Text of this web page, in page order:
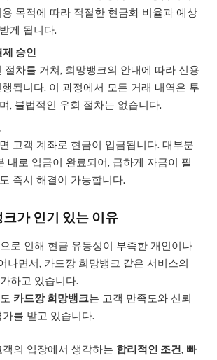
목적에 따라 적절한 현금화 비율과 예상
게 됩니다.
승인
절차를 거쳐, 희망뱅크의 안내에 따라 신용
됩니다. 이 과정에서 모든 거래 내역은 투
, 불법적인 우회 절차는 없습니다.
고객 계좌로 현금이 입금됩니다. 대부분
내로 입금이 완료되어, 급하게 자금이 필
즉시 해결이 가능합니다.
가 인기 있는 이유
로 인해 현금 유동성이 부족한 개인이나
나면서, 카드깡 희망뱅크 같은 서비스의
하고 있습니다.
카드깡 희망뱅크는 고객 만족도와 신뢰
를 받고 있습니다.
의 입장에서 생각하는 합리적인 조건 빠